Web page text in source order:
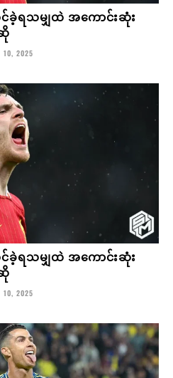
ရသမျှထဲ အကောင်းဆုံး
10, 2025
ရသမျှထဲ အကောင်းဆုံး
10, 2025